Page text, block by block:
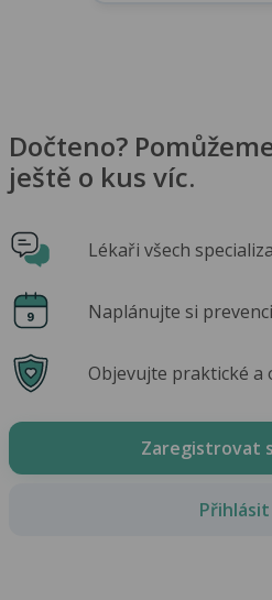
Dočteno?
ještě o kus víc.
Lékaři všech
Naplánujte si
Objevujte praktické a
Zaregistrovat